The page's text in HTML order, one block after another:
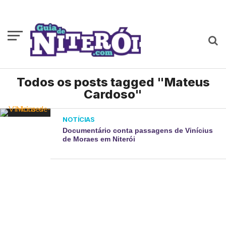
Todos os posts tagged "Mateus
Cardoso"
NOTÍCIAS
Documentário conta passagens de Vinícius
de Moraes em Niterói